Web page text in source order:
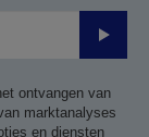
ontvangen van
marktanalyses
en diensten